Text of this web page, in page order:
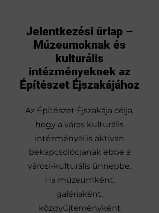
Jelentkezési űrlap –
Múzeumoknak és
kulturális
intézményeknek az
Építészet Éjszakájához
Az Építészet Éjszakája célja,
hogy a város kulturális
intézményei is aktívan
bekapcsolódjanak ebbe a
városi-kulturális ünnepbe.
Ha múzeumként,
galériaként,
közgyűjteményként